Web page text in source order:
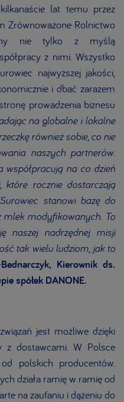
lat temu przez
Zrównoważone Rolnictwo
nie tylko z myślą
z nimi. Wszystko
najwyższej jakości,
i dbać zarazem
prowadzenia biznesu
na globalne i lokalne
również sobie, co nie
naszych partnerów.
współpracują na co dzień
które rocznie dostarczają
stanowi bazę do
mlek modyfikowanych. To
naszej nadrzędnej misji
tak wielu ludziom, jak to
Kierownik ds.
spółek DANONE.
jest możliwe dzięki
z dostawcami. W Polsce
polskich producentów.
działa ramię w ramię od
na zaufaniu i dążeniu do